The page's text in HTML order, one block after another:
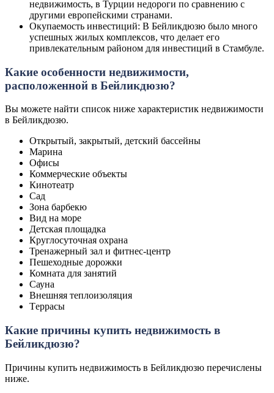
недвижимость, в Турции недороги по сравнению с
другими европейскими странами.
Окупаемость инвестиций: В Бейликдюзю было много
успешных жилых комплексов, что делает его
привлекательным районом для инвестиций в Стамбуле.
Какие особенности недвижимости,
расположенной в Бейликдюзю?
Вы можете найти список ниже характеристик недвижимости
в Бейликдюзю.
Открытый, закрытый, детский бассейны
Марина
Офисы
Коммерческие объекты
Кинотеатр
Сад
Зона барбекю
Вид на море
Детская площадка
Круглосуточная охрана
Тренажерный зал и фитнес-центр
Пешеходные дорожки
Комната для занятий
Сауна
Внешняя теплоизоляция
Tеррасы
Какие причины купить недвижимость в
Бейликдюзю?
Причины купить недвижимость в Бейликдюзю перечислены
ниже.